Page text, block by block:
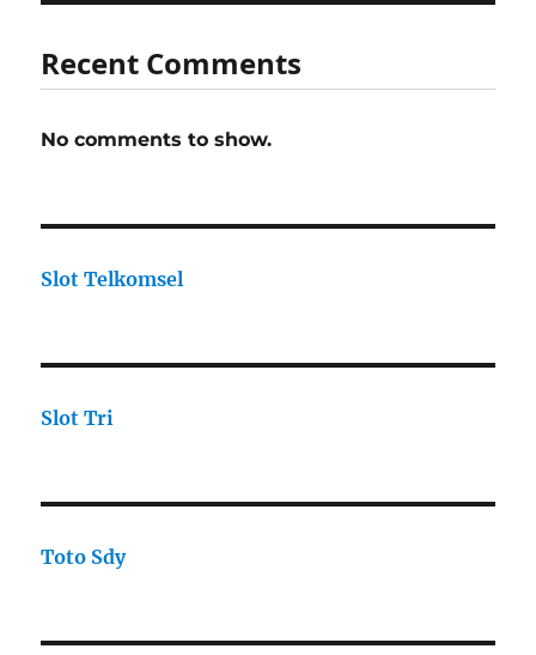
Recent Comments
No comments to show.
Slot Telkomsel
Slot Tri
Toto Sdy